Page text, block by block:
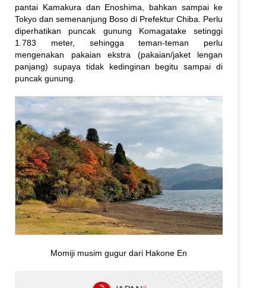
pantai Kamakura dan Enoshima, bahkan sampai ke
Tokyo dan semenanjung Boso di Prefektur Chiba. Perlu
diperhatikan puncak gunung Komagatake setinggi
1.783 meter, sehingga teman-teman perlu
mengenakan pakaian ekstra (pakaian/jaket lengan
panjang) supaya tidak kedinginan begitu sampai di
puncak gunung.
Momiji musim gugur dari Hakone En